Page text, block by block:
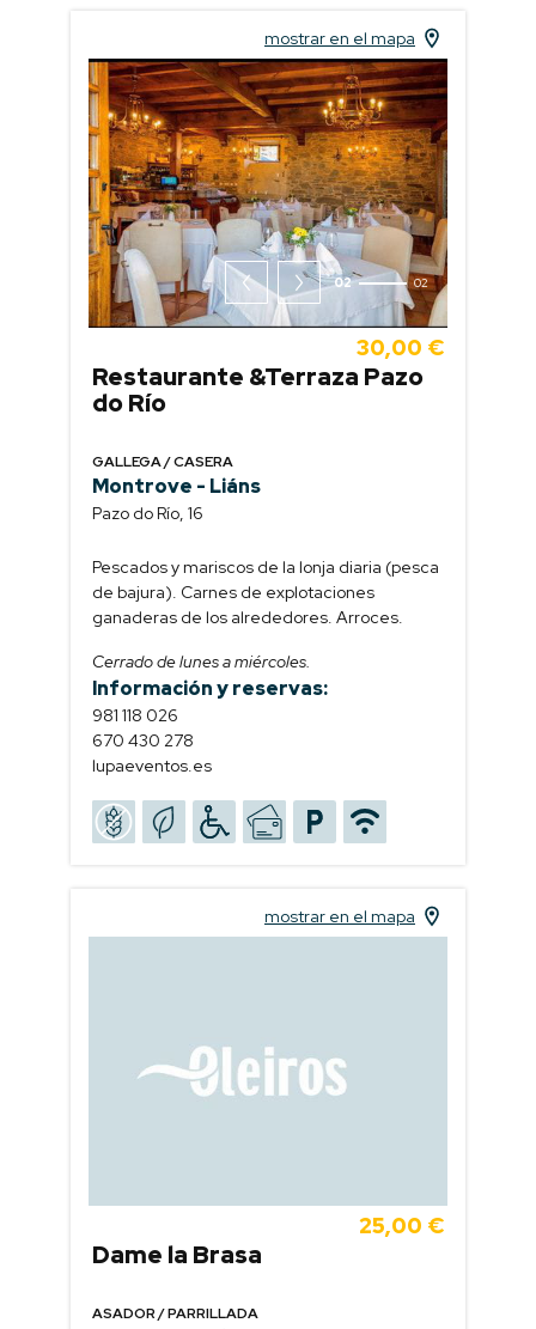
02 02
30,00 €
Restaurante &Terraza Pazo
do Río
GALLEGA / CASERA
Montrove - Liáns
Pazo do Río, 16
Pescados y mariscos de la lonja diaria (pesca
de bajura). Carnes de explotaciones
ganaderas de los alrededores. Arroces.
Cerrado de lunes a miércoles.
Información y reservas:
981 118 026
670 430 278
lupaeventos.es
mostrar en el mapa
25,00 €
Dame la Brasa
ASADOR / PARRILLADA
mostrar en el mapa